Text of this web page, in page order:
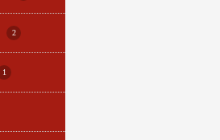
2
1